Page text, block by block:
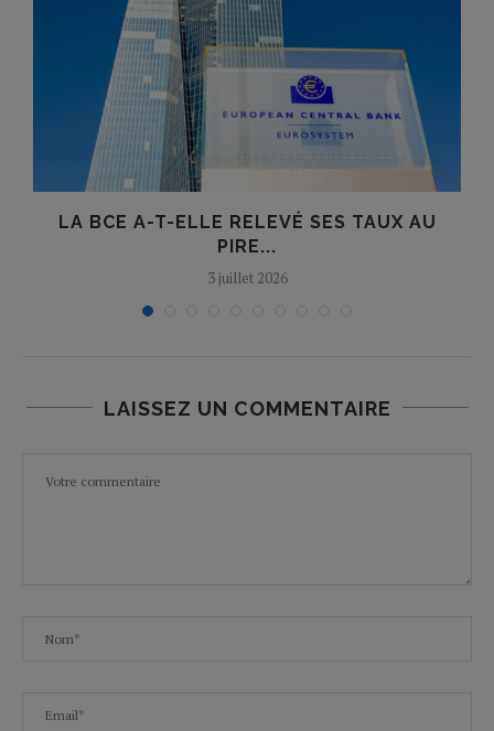
LA BCE A-T-ELLE RELEVÉ SES TAUX AU
PIRE...
3 juillet 2026
LAISSEZ UN COMMENTAIRE